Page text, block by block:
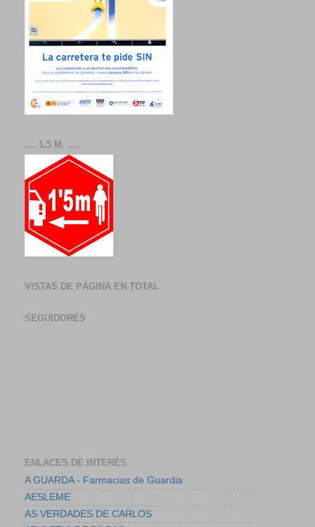
.... 1,5 M. ....
VISTAS DE PÁGINA EN TOTAL
SEGUIDORES
ENLACES DE INTERÉS
A GUARDA - Farmacias de Guardia
AESLEME
AS VERDADES DE CARLOS